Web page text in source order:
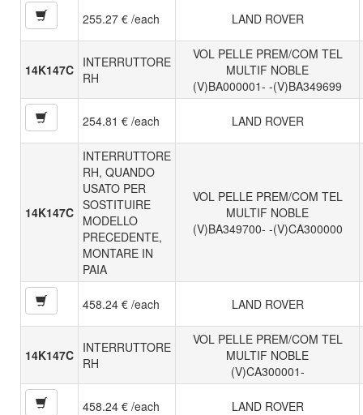
255.27 € /each LAND ROVER
14K147C INTERRUTTORE
RH
VOL PELLE PREM/COM TEL
MULTIF NOBLE
(V)BA000001- -(V)BA349699
254.81 € /each LAND ROVER
14K147C
INTERRUTTORE
RH, QUANDO
USATO PER
SOSTITUIRE
MODELLO
PRECEDENTE,
MONTARE IN
PAIA
VOL PELLE PREM/COM TEL
MULTIF NOBLE
(V)BA349700- -(V)CA300000
458.24 € /each LAND ROVER
14K147C INTERRUTTORE
RH
VOL PELLE PREM/COM TEL
MULTIF NOBLE
(V)CA300001-
458.24 € /each LAND ROVER